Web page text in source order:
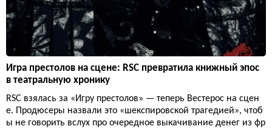
Игра престолов на сцене: RSC превратила книжный эпос
в театральную хронику
RSC взялась за «Игру престолов» — теперь Вестерос на сцен
е. Продюсеры назвали это «шекспировской трагедией», чтоб
ы не говорить вслух про очередное выкачивание денег из фр